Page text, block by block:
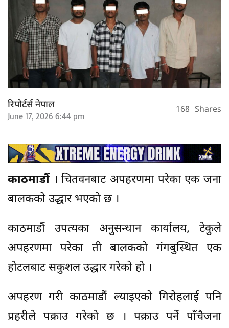
रिपोर्टर्स नेपाल
June 17, 2026 6:44 pm 168 Shares
काठमाडौं । चितवनबाट अपहरणमा परेका एक जना
बालकको उद्धार भएको छ ।
काठमाडौं उपत्यका अनुसन्धान कार्यालय, टेकुले
अपहरणमा परेका ती बालकको गंगबुस्थित एक
होटलबाट सकुशल उद्धार गरेको हो ।
अपहरण गरी काठमाडौं ल्याइएकाे गिरोहलाई पनि
प्रहरीले पक्राउ गरेको छ । पक्राउ पर्ने पाँचैजना